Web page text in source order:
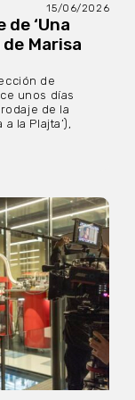
15/06/2026
‘Una
Marisa
de
unos días
de la
a la Plajta’),